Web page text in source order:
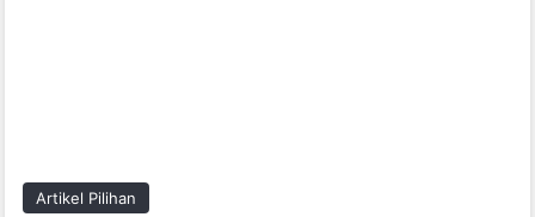
Artikel Pilihan